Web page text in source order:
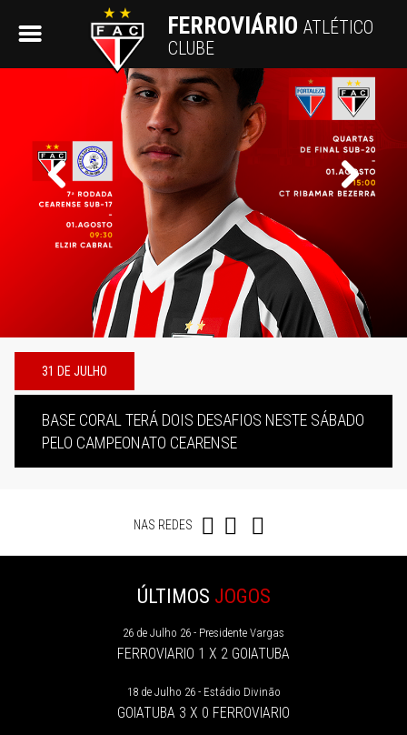
FERROVIÁRIOATLÉTICO
CLUBE
Previous
Slide
Next
Slide
31 DE JULHO
BASE CORAL TERÁ DOIS DESAFIOS NESTE SÁBADO
PELO CAMPEONATO CEARENSE
NAS REDES
ÚLTIMOS JOGOS
26 de Julho 26 - Presidente Vargas
FERROVIARIO 1 X 2 GOIATUBA
18 de Julho 26 - Estádio Divinão
GOIATUBA 3 X 0 FERROVIARIO